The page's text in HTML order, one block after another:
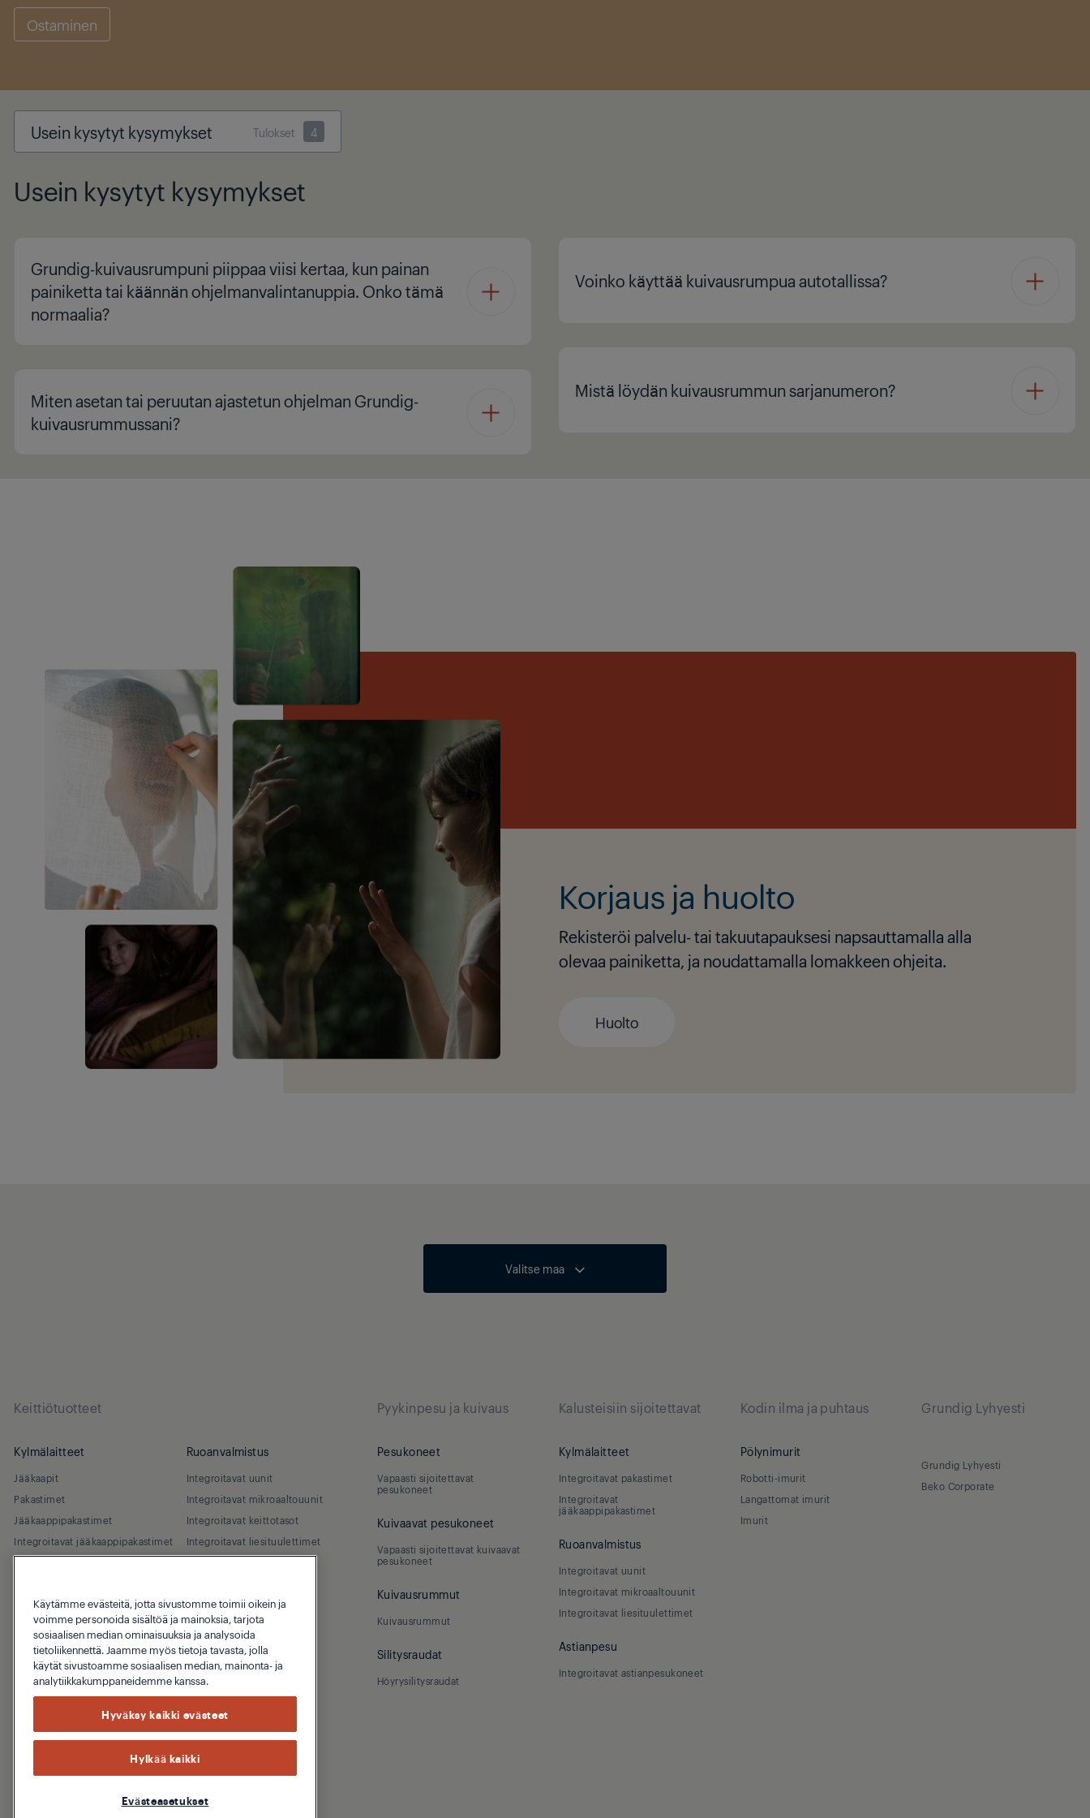
Ostaminen
Usein kysytyt kysymykset Tulokset 4
Usein kysytyt kysymykset
Grundig-kuivausrumpuni piippaa viisi kertaa, kun painan
painiketta tai käännän ohjelmanvalintanuppia. Onko tämä
normaalia?
Miten asetan tai peruutan ajastetun ohjelman Grundig-
kuivausrummussani?
Voinko käyttää kuivausrumpua autotallissa?
Mistä löydän kuivausrummun sarjanumeron?
Korjaus ja huolto
Rekisteröi palvelu- tai takuutapauksesi napsauttamalla alla
olevaa painiketta, ja noudattamalla lomakkeen ohjeita.
Huolto
Valitse maa
Keittiötuotteet
Kylmälaitteet
Jääkaapit
Pakastimet
Jääkaappipakastimet
Integroitavat jääkaappipakastimet
Ruoanvalmistus
Integroitavat uunit
Integroitavat mikroaaltouunit
Integroitavat keittotasot
Integroitavat liesituulettimet
Integroitavat astianpesukoneet
Kahvin- ja teenkeittimet
Tehosekoittimet
Leivänpaahtimet ja grillit
Pyykinpesu ja kuivaus
Pesukoneet
Vapaasti sijoitettavat
pesukoneet
Kuivaavat pesukoneet
Vapaasti sijoitettavat kuivaavat
pesukoneet
Kuivausrummut
Kuivausrummut
Silitysraudat
Höyrysilitysraudat
Kalusteisiin sijoitettavat
Kylmälaitteet
Integroitavat pakastimet
Integroitavat
jääkaappipakastimet
Ruoanvalmistus
Integroitavat uunit
Integroitavat mikroaaltouunit
Integroitavat liesituulettimet
Astianpesu
Integroitavat astianpesukoneet
Kodin ilma ja puhtaus
Pölynimurit
Robotti-imurit
Langattomat imurit
Imurit
Grundig Lyhyesti
Grundig Lyhyesti
Beko Corporate
Käytämme evästeitä, jotta sivustomme toimii oikein ja
voimme personoida sisältöä ja mainoksia, tarjota
sosiaalisen median ominaisuuksia ja analysoida
tietoliikennettä. Jaamme myös tietoja tavasta, jolla
käytät sivustoamme sosiaalisen median, mainonta- ja
analytiikkakumppaneidemme kanssa.
Hyväksy kaikki evästeet
Hylkää kaikki
Evästeasetukset